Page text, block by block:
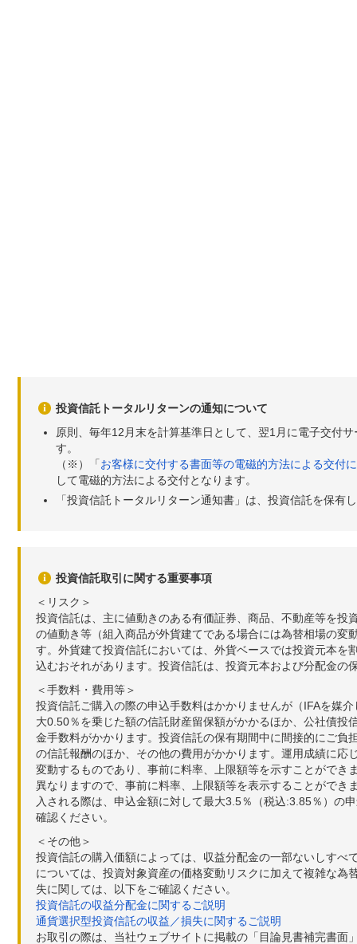
投資信託トータルリターンの通知について
原則、毎年12月末を計算基準日として、翌1月に電子交付
す。
（※）「お客様に交付する書面等の電磁的方法による交付
して電磁的方法による交付となります。
「投資信託トータルリターン通知書」は、投資信託を保有
投資信託取引に関する重要事項
＜リスク＞
投資信託は、主に値動きのある有価証券、商品、不動産等を
の値動き等（組入商品が外貨建てである場合には為替相場の
す。外貨建て投資信託においては、外貨ベースでは投資元本
込むおそれがあります。投資信託は、投資元本および分配金の
＜手数料・費用等＞
投資信託ご購入の際の申込手数料はかかりませんが（IFAを媒
大0.50％を乗じた額の信託財産留保額がかかるほか、公社債
金手数料がかかります。投資信託の保有期間中に間接的にご
の信託報酬のほか、その他の費用がかかります。運用成績に
変動するものであり、事前に料率、上限額等を示すことがで
異なりますので、事前に料率、上限額等を表示することがで
入される際は、申込金額に対して最大3.5％（税込:3.85％）の
確認ください。
＜その他＞
投資信託の購入価額によっては、収益分配金の一部ないしす
については、投資対象資産の価格変動リスクに加えて複雑な
失に関しては、以下をご確認ください。
投資信託の収益分配金に関するご説明
通貨選択型投資信託の収益／損失に関するご説明
お取引の際は、当社ウェブサイトに掲載の「目論見書補完書